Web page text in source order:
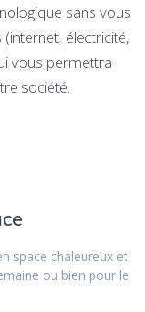
sans vous
électricité,
vous permettra
société.
space chaleureux et
ou bien pour le